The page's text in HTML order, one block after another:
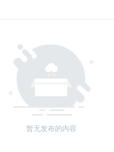
暂无发布的内容